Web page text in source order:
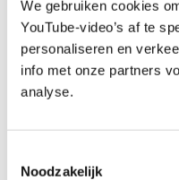
We gebruiken cookies
YouTube-video’s af te
personaliseren en
info met onze partners
analyse.
Noodzakelijk
worden gehaald en moet
Dit soort situaties, waarin
onzekerheid verkeren over
voorkomen worden. Daar